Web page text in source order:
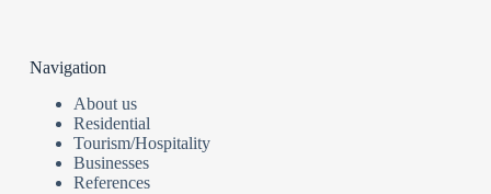
Navigation
About us
Residential
Tourism/Hospitality
Businesses
References